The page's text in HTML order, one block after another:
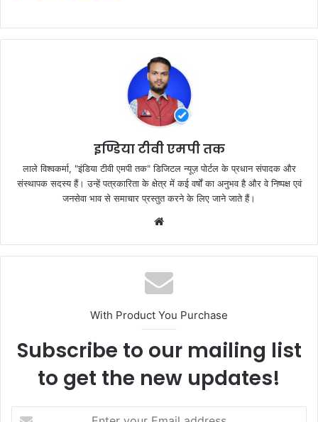
c
e
itt
er
at
s
ar
e
इण्डिया टीवी एमपी तक
लाले विश्वकर्मा, "इंडिया टीवी एमपी तक" डिजिटल न्यूज़ पोर्टल के प्रधान संपादक और
संस्थापक सदस्य हैं। उन्हें पत्रकारिता के क्षेत्र में कई वर्षों का अनुभव है और वे निष्पक्ष एवं
जनसेवा भाव से समाचार प्रस्तुत करने के लिए जाने जाते हैं।
With Product You Purchase
Subscribe to our mailing list
to get the new updates!